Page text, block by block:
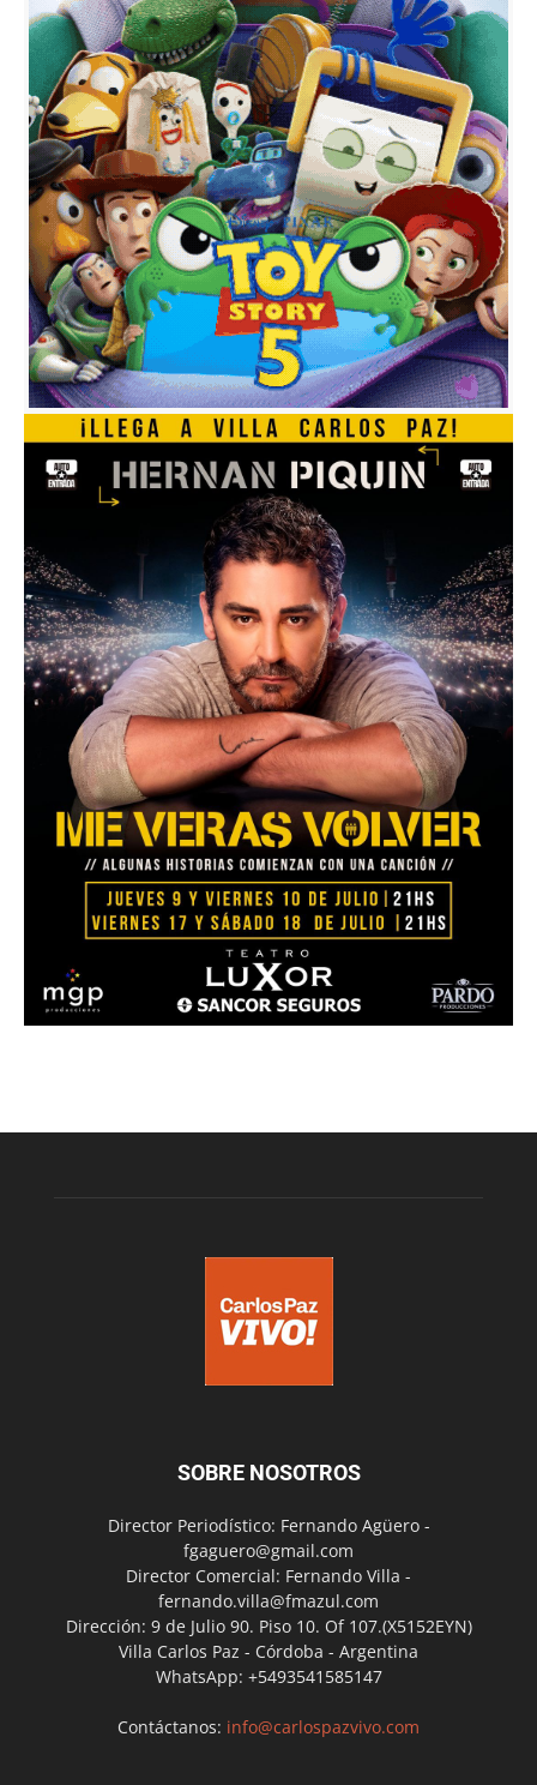
SOBRE NOSOTROS
Director Periodístico: Fernando Agüero -
fgaguero@gmail.com
Director Comercial: Fernando Villa -
fernando.villa@fmazul.com
Dirección: 9 de Julio 90. Piso 10. Of 107.(X5152EYN)
Villa Carlos Paz - Córdoba - Argentina
WhatsApp: +5493541585147
Contáctanos: info@carlospazvivo.com